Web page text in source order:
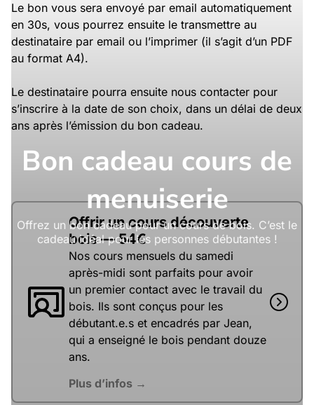
Bon cadeau cours de
menuiserie
Offrez un bon cadeau pour un cours de bois. C’est le
cadeau idéal pour les personnes débutantes !
Le bon vous sera envoyé par email automatiquement
en 30s, vous pourrez ensuite le transmettre au
destinataire par email ou l’imprimer (il s’agit d’un PDF
au format A4).
Le destinataire pourra ensuite nous contacter pour
s’inscrire à la date de son choix, dans un délai de deux
ans après l’émission du bon cadeau.
Offrir un cours découverte
bois — 54€
Nos cours mensuels du samedi
après-midi sont parfaits pour avoir
un premier contact avec le travail du
bois. Ils sont conçus pour les
débutant.e.s et encadrés par Jean,
qui a enseigné le bois pendant douze
ans.
Plus d’infos →